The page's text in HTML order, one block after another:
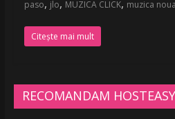
paso, jlo, MUZICA CLICK, muzica noua
Citește mai mult
RECOMANDAM